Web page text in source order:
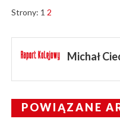
Strony: 1 2
Michał
POWIĄZANE